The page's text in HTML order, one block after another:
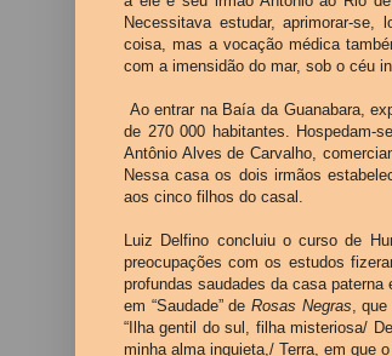
Necessitava estudar, aprimorar-se,
coisa, mas a vocação médica
com a imensidão do mar, sob o céu
Ao entrar na Baía da Guanabara,
de 270 000 habitantes. Hospedam-
Antônio Alves de Carvalho,
Nessa casa os dois irmãos
aos cinco filhos do casal.
Luiz Delfino concluiu o curso de
preocupações com os estudos
profundas saudades da casa
em “Saudade” deRosas Negras ,
“Ilha gentil do sul, filha misteriosa/
minha alma inquieta,/ Terra, em que